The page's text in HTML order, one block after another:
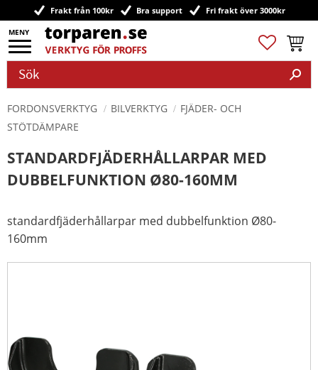
Meny
Frakt från 100kr Bra support Fri frakt över 3000kr
Favoriter
FORDONSVERKTYG BILVERKTYG
FJÄDER- OCH
STÖTDÄMPARE
STANDARDFJÄDERHÅLLARPAR MED
DUBBELFUNKTION Ø80-160MM
standardfjäderhållarpar med dubbelfunktion Ø80-
160mm